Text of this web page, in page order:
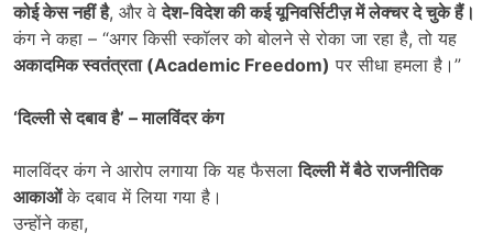
कोई केस नहीं है, और वेदेश-विदेश की कई यूनिवर्सिटीज़ में लेक्चर दे चुके हैं।
कंग ने कहा – “अगर किसी स्कॉलर को बोलने से रोका जा रहा है, तो यह
अकादमिक स्वतंत्रता (Academic Freedom) पर सीधा हमला है।”
‘दिल्ली से दबाव है’ –मालविंदर कंग
मालविंदर कंग ने आरोप लगाया कि यह फैसलादिल्ली में बैठे राजनीतिक
आकाओंके दबाव में लिया गया है।
उन्होंने कहा,